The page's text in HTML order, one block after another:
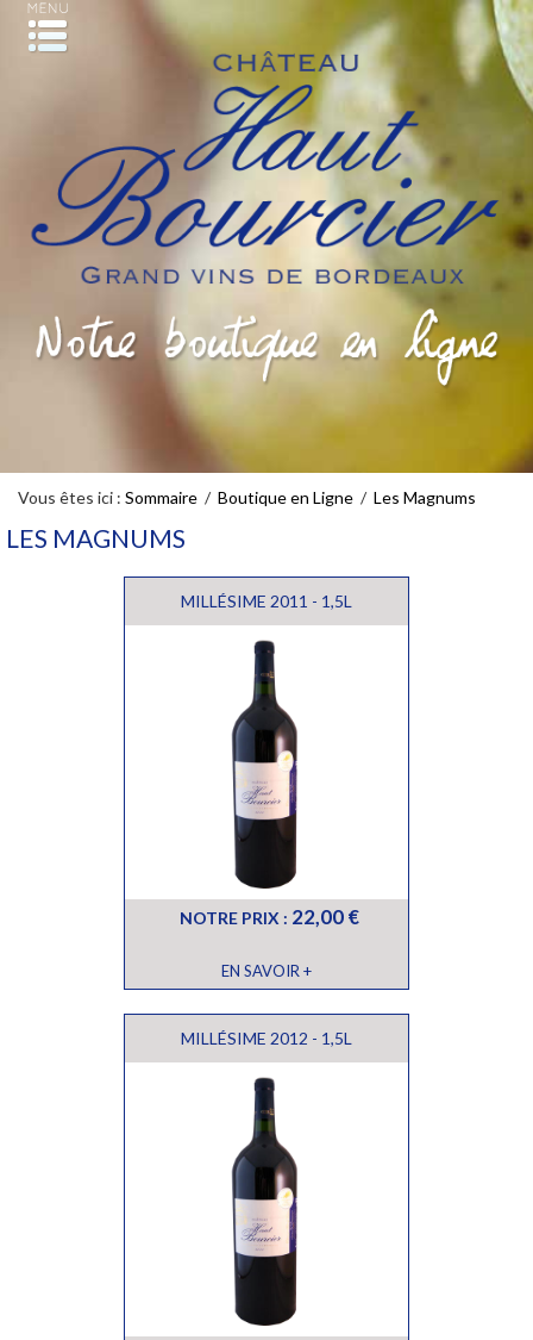
Vous êtes ici : Sommaire / Boutique en Ligne / Les Magnums
LES MAGNUMS
MILLÉSIME 2011 - 1,5L
NOTRE PRIX : 22,00 €
EN SAVOIR +
MILLÉSIME 2012 - 1,5L